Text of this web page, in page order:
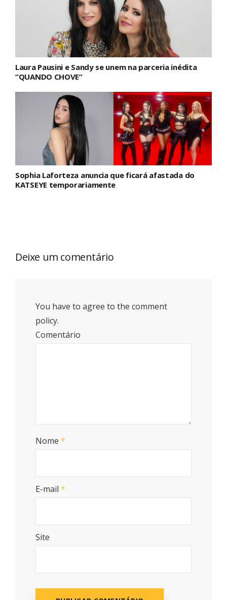
Laura Pausini e Sandy se unem na parceria inédita
“QUANDO CHOVE”
Sophia Laforteza anuncia que ficará afastada do
KATSEYE temporariamente
Deixe um comentário
You have to agree to the comment
policy.
Comentário
Nome *
E-mail *
Site